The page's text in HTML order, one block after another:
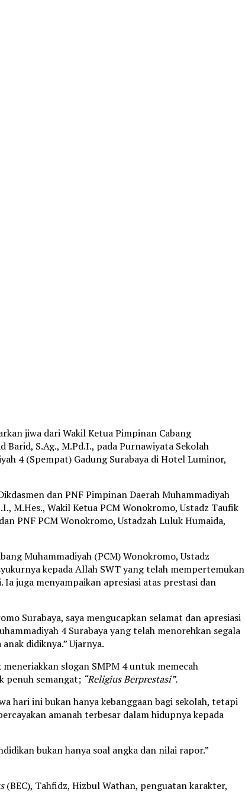
jiwa dari Wakil Ketua Pimpinan Cabang
S.Ag., M.Pd.I., pada Purnawiyata Sekolah
4 (Spempat) Gadung Surabaya di Hotel Luminor,
dan PNF Pimpinan Daerah Muhammadiyah
M.Hes., Wakil Ketua PCM Wonokromo, Ustadz Taufik
PNF PCM Wonokromo, Ustadzah Luluk Humaida,
Muhammadiyah (PCM) Wonokromo, Ustadz
kepada Allah SWT yang telah mempertemukan
juga menyampaikan apresiasi atas prestasi dan
Surabaya, saya mengucapkan selamat dan apresiasi
4 Surabaya yang telah menorehkan segala
didiknya.” Ujarnya.
slogan SMPM 4 untuk memecah
penuh semangat; “Religius Berprestasi”.
hari ini bukan hanya kebanggaan bagi sekolah, tetapi
amanah terbesar dalam hidupnya kepada
bukan hanya soal angka dan nilai rapor.”
(BEC), Tahfidz, Hizbul Wathan, penguatan karakter,